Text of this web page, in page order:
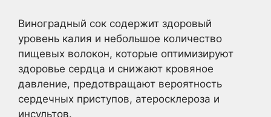
Виноградный сок содержит здоровый
уровень калия и небольшое количество
пищевых волокон, которые оптимизируют
здоровье сердца и снижают кровяное
давление, предотвращают вероятность
сердечных приступов, атеросклероза и
инсультов.